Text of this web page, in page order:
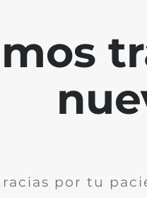
por tu